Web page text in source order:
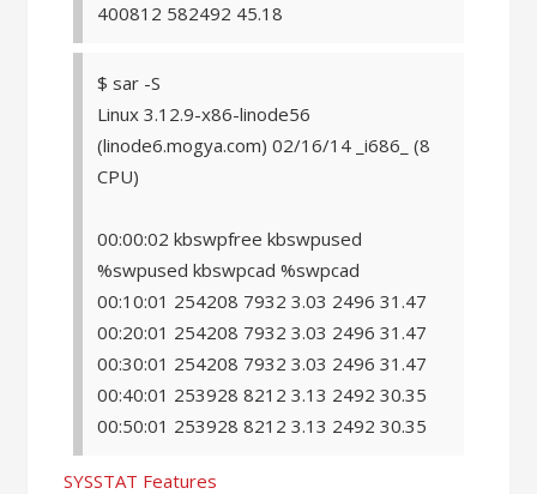
400812 582492 45.18
$ sar -S
Linux 3.12.9-x86-linode56
(linode6.mogya.com) 02/16/14 _i686_ (8
CPU)
00:00:02 kbswpfree kbswpused
%swpused kbswpcad %swpcad
00:10:01 254208 7932 3.03 2496 31.47
00:20:01 254208 7932 3.03 2496 31.47
00:30:01 254208 7932 3.03 2496 31.47
00:40:01 253928 8212 3.13 2492 30.35
00:50:01 253928 8212 3.13 2492 30.35
SYSSTAT Features